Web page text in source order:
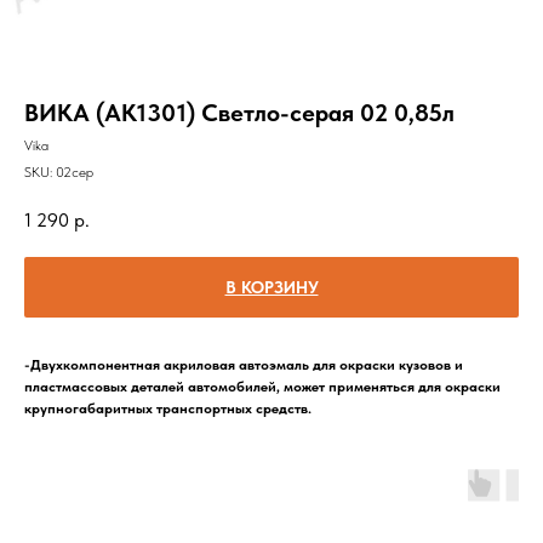
ВИКА (АК1301) Светло-серая 02 0,85л
Vika
SKU: 02сер
1 290 р.
В КОРЗИНУ
-Двухкомпонентная акриловая автоэмаль для окраски кузовов и
пластмассовых деталей автомобилей, может применяться для окраски
крупногабаритных транспортных средств.